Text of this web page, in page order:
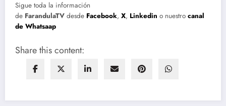
Sigue toda la información
de FarandulaTV desde Facebook, X, Linkedin o nuestro canal
de Whatsaap
Share this content: